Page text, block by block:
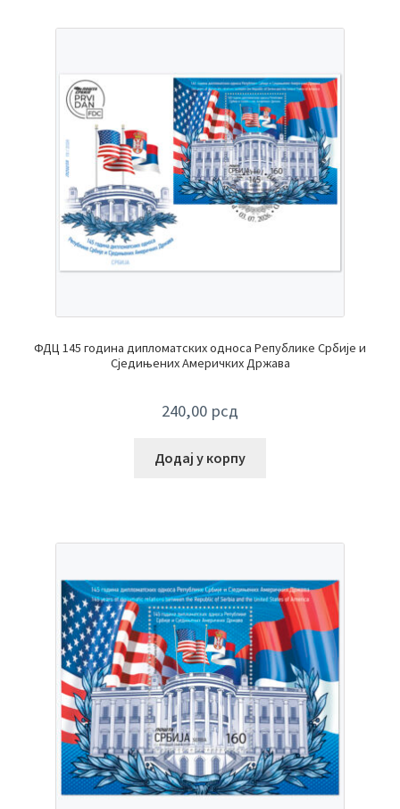
ФДЦ 145 година дипломатских односа Републике Србије и
Сједињених Америчких Држава
240,00 рсд
Додај у корпу